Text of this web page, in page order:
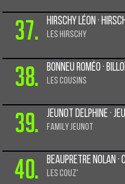
37. Hirschy Léon ·
Les HIRSCHY
38. Bonneu Roméo ·
Les cousins
39. Jeunot Delphine ·
Family Jeunot
40. Beaupretre Nolan ·
les couz'